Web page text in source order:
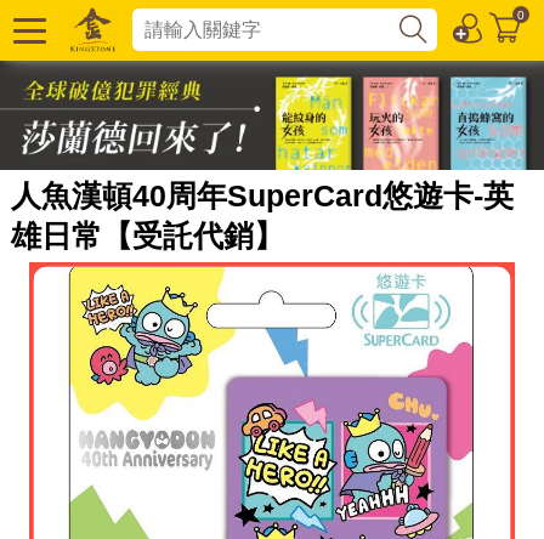
0
人魚漢頓40周年SuperCard悠遊卡-英
雄日常【受託代銷】